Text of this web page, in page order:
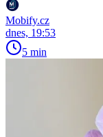
Mobify.cz
dnes, 19:53
5 min